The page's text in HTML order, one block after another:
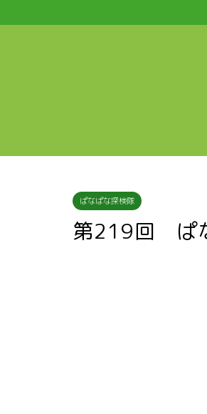
ぱなぱな探検隊
第219回 ぱ